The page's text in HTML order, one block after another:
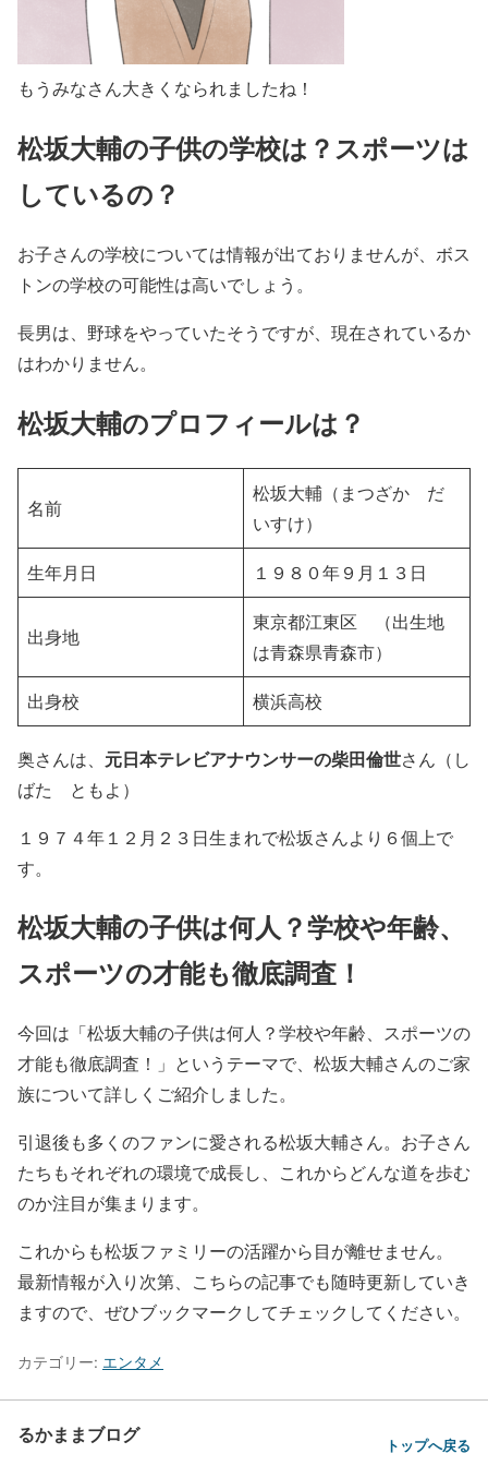
もうみなさん大きくなられましたね！
松坂大輔の子供の学校は？スポーツは
しているの？
お子さんの学校については情報が出ておりませんが、ボス
トンの学校の可能性は高いでしょう。
長男は、野球をやっていたそうですが、現在されているか
はわかりません。
松坂大輔のプロフィールは？
名前
松坂大輔（まつざか だ
いすけ）
生年月日 １９８０年９月１３日
出身地
東京都江東区 （出生地
は青森県青森市）
出身校 横浜高校
奥さんは、 元日本テレビアナウンサーの柴田倫世さん（し
ばた ともよ）
１９７４年１２月２３日生まれで松坂さんより６個上で
す。
松坂大輔の子供は何人？学校や年齢、
スポーツの才能も徹底調査！
今回は「松坂大輔の子供は何人？学校や年齢、スポーツの
才能も徹底調査！」というテーマで、松坂大輔さんのご家
族について詳しくご紹介しました。
引退後も多くのファンに愛される松坂大輔さん。お子さん
たちもそれぞれの環境で成長し、これからどんな道を歩む
のか注目が集まります。
これからも松坂ファミリーの活躍から目が離せません。
最新情報が入り次第、こちらの記事でも随時更新していき
ますので、ぜひブックマークしてチェックしてください。
カテゴリー: エンタメ
るかままブログ トップへ戻る